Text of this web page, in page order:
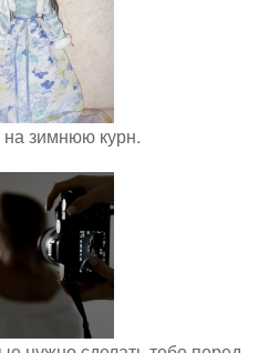
на зимнюю курн.